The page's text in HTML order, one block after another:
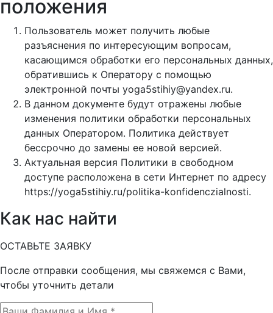
положения
Пользователь может получить любые
разъяснения по интересующим вопросам,
касающимся обработки его персональных данных,
обратившись к Оператору с помощью
электронной почты yoga5stihiy@yandex.ru.
В данном документе будут отражены любые
изменения политики обработки персональных
данных Оператором. Политика действует
бессрочно до замены ее новой версией.
Актуальная версия Политики в свободном
доступе расположена в сети Интернет по адресу
https://yoga5stihiy.ru/politika-konfidenczialnosti.
Как нас найти
ОСТАВЬТЕ ЗАЯВКУ
После отправки сообщения, мы свяжемся с Вами,
чтобы уточнить детали